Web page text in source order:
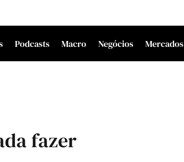
Podcasts Macro Negócios Mercados
fazer